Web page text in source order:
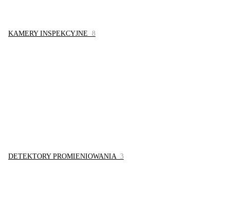
KAMERY INSPEKCYJNE 8
DETEKTORY PROMIENIOWANIA 3